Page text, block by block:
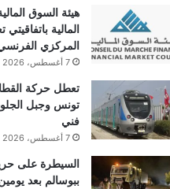
هيئة السوق
المالية
المركزي
7 أغسطس، 2026
تعطل حركة
تونس وجبل
فني
7 أغسطس، 2026
السيطرة على
ببوسالم بعد